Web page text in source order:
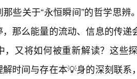
些关于“永恒瞬间”的哲学思
那么能量的流动、信息的传
，又将如何被重新解读？这些
时间与存在本💡身的深刻联